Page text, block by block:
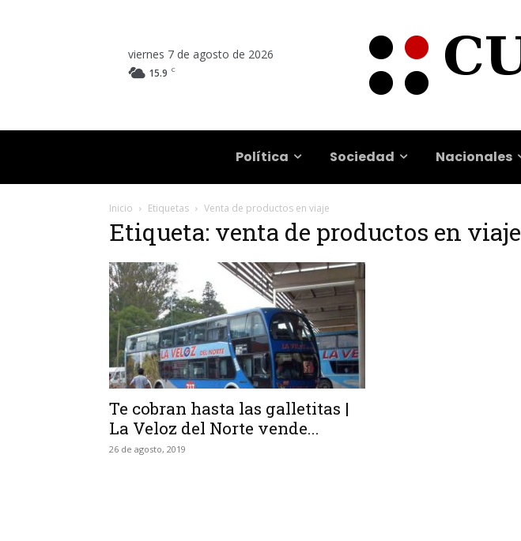
viernes 7 de agosto de 2026
15.9 C
Política Sociedad Nacionales
Inicio Etiquetas Venta de productos en viaje
Etiqueta: venta de productos en viaje
Te cobran hasta las galletitas |
La Veloz del Norte vende...
26 de agosto, 2019